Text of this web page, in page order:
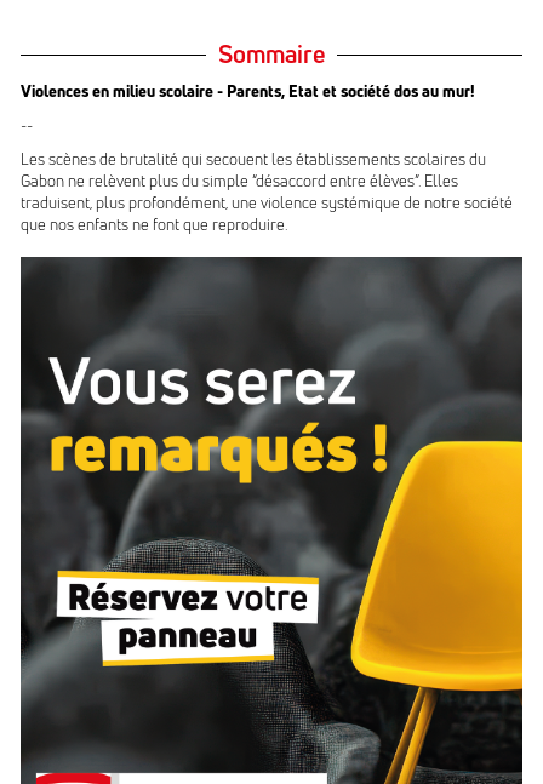
Sommaire
Violences en milieu scolaire - Parents, Etat et société dos au mur!
--
Les scènes de brutalité qui secouent les établissements scolaires du
Gabon ne relèvent plus du simple “désaccord entre élèves”. Elles
traduisent, plus profondément, une violence systémique de notre société
que nos enfants ne font que reproduire.